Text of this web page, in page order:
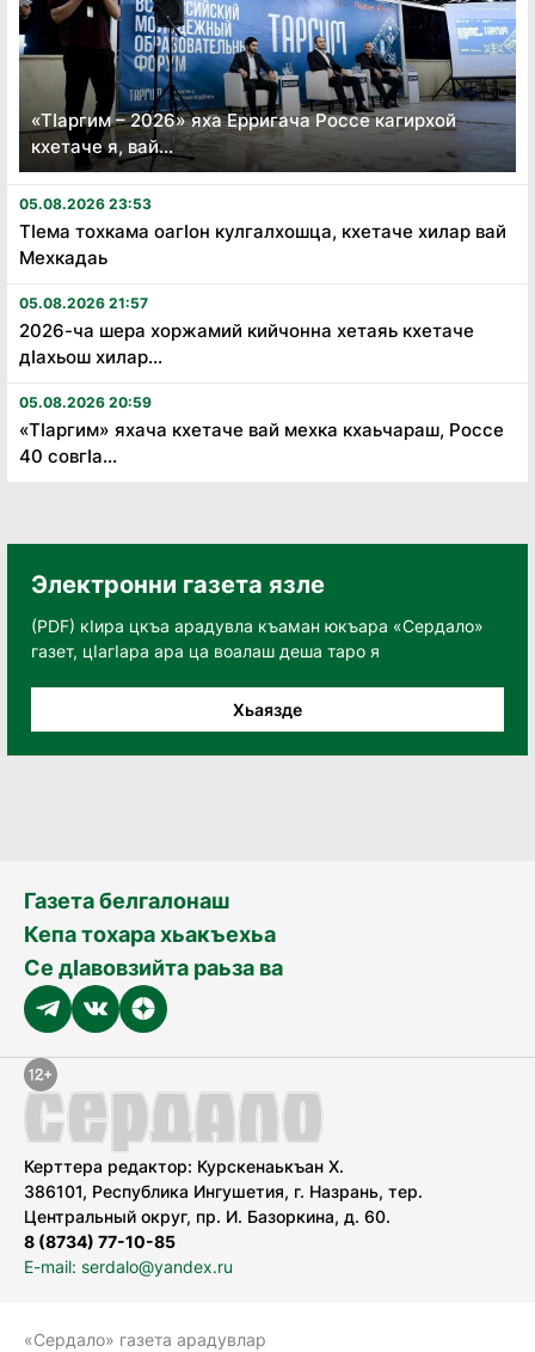
«Тӏаргим – 2026» яха Ерригача Россе кагирхой
кхетаче я, вай...
05.08.2026 23:53
Тӏема тохкама оагӏон кулгалхошца, кхетаче хилар вай
Мехкадаь
05.08.2026 21:57
2026-ча шера хоржамий кийчонна хетаяь кхетаче
дӏахьош хилар...
05.08.2026 20:59
«Тӏаргим» яхача кхетаче вай мехка кхаьчараш, Россе
40 совгӏа...
Электронни газета язле
(PDF) кӀира цкъа арадувла къаман юкъара «Сердало»
газет, цӀагӀара ара ца воалаш деша таро я
Хьаязде
Газета белгалонаш
Кепа тохара хьакъехьа
Се дӀавовзийта раьза ва
Керттера редактор: Курскенаькъан Х.
386101, Республика Ингушетия, г. Назрань, тер.
Центральный округ, пр. И. Базоркина, д. 60.
8 (8734) 77-10-85
E-mail: serdalo@yandex.ru
«Сердало» газета арадувлар